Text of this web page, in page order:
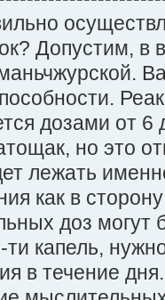
Допустим, в
дозами от 6
но это
лежать
как в
доз могут
капель,
в течение